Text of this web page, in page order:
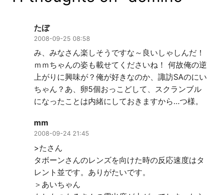
たぼ
2008-09-25 08:58
み、みなさん楽しそうですな～良いしゃしんだ！
ｍｍちゃんの姿も載せてくださいね！ 何故俺の逆
上がりに興味が？俺が好きなのか、諏訪SAのにい
ちゃん？あ、卵5個おっこどして、スクランブル
になったことは内緒にしておきますから…つ様。
mm
2008-09-24 21:45
>たさん
タボーンさんのレンズを向けた時の反応速度はタ
レント並です。ありがたいです。
＞あいちゃん